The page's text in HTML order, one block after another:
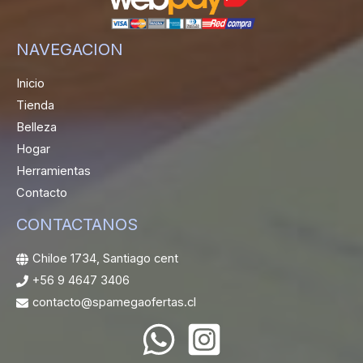
NAVEGACION
Inicio
Tienda
Belleza
Hogar
Herramientas
Contacto
CONTACTANOS
Chiloe 1734, Santiago cent
+56 9 4647 3406
contacto@spamegaofertas.cl